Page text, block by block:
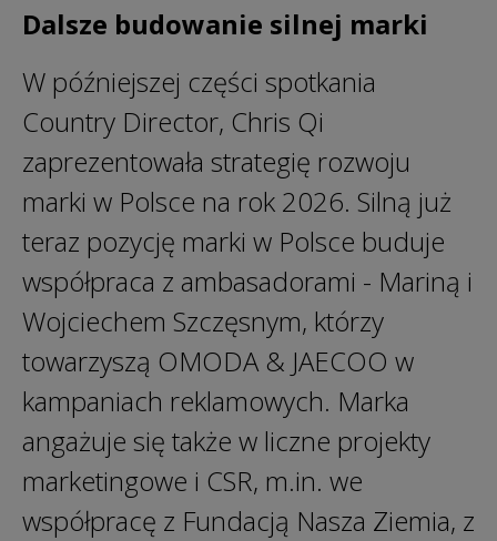
Dalsze budowanie silnej marki
W późniejszej części spotkania
Country Director, Chris Qi
zaprezentowała strategię rozwoju
marki w Polsce na rok 2026. Silną już
teraz pozycję marki w Polsce buduje
współpraca z ambasadorami - Mariną i
Wojciechem Szczęsnym, którzy
towarzyszą OMODA & JAECOO w
kampaniach reklamowych. Marka
angażuje się także w liczne projekty
marketingowe i CSR, m.in. we
współpracę z Fundacją Nasza Ziemia, z